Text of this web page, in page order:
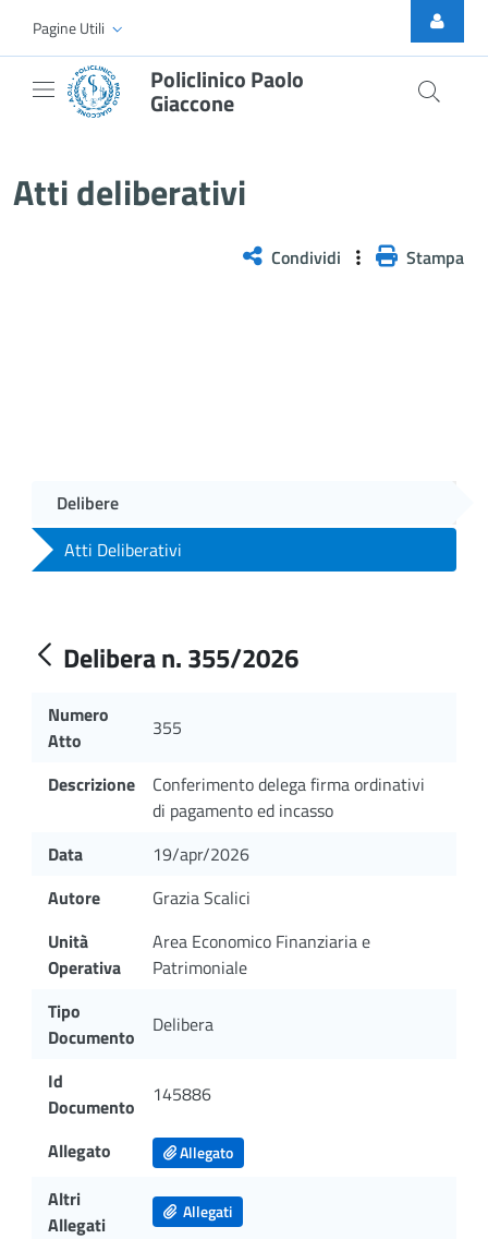
Skip to Main Content
Pagine Utili
Policlinico Paolo
Giaccone
Atti deliberativi
Condividi Stampa
Delibere
Atti Deliberativi
Delibera n. 355/2026
Numero
Atto
355
Descrizione
Conferimento delega firma ordinativi
di pagamento ed incasso
Data
19/apr/2026
Autore
Grazia Scalici
Unità
Operativa
Area Economico Finanziaria e
Patrimoniale
Tipo
Documento
Delibera
Id
Documento
145886
Allegato Allegato
Altri
Allegati
Allegati